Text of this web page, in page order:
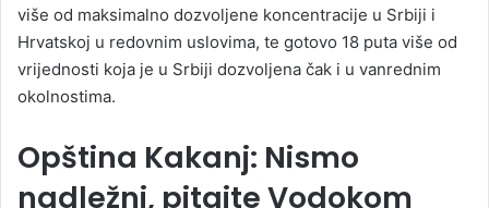
više od maksimalno dozvoljene koncentracije u Srbiji i
Hrvatskoj u redovnim uslovima, te gotovo 18 puta više od
vrijednosti koja je u Srbiji dozvoljena čak i u vanrednim
okolnostima.
Opština Kakanj: Nismo
nadležni, pitajte Vodokom